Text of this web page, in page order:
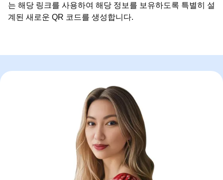
는 해당 링크를 사용하여 해당 정보를 보유하도록 특별히 설
계된 새로운 QR 코드를 생성합니다.